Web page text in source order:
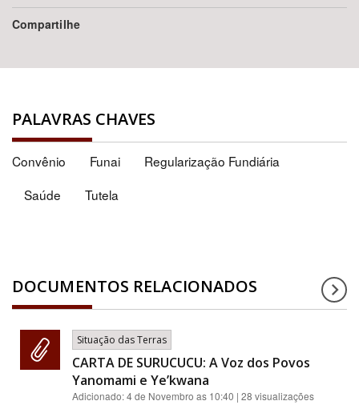
Compartilhe
PALAVRAS CHAVES
Convênio Funai
Regularização Fundiária
Saúde
Tutela
DOCUMENTOS RELACIONADOS
Situação das Terras
CARTA DE SURUCUCU: A Voz dos Povos
Yanomami e Ye’kwana
Adicionado:4 de Novembro as 10:40 | 28 visualizações